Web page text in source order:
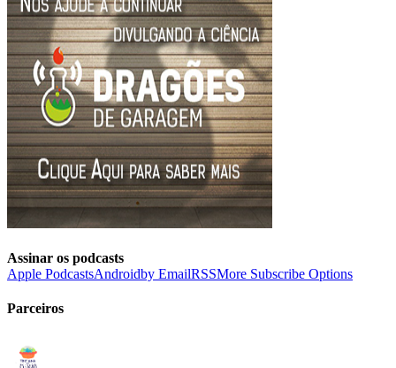
Assinar os podcasts
Apple PodcastsAndroidby EmailRSSMore Subscribe Options
Parceiros